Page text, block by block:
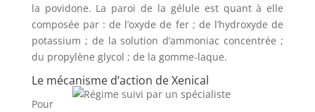
la povidone. La paroi de la gélule est quant à elle
composée par : de l’oxyde de fer ; de l’hydroxyde de
potassium ; de la solution d’ammoniac concentrée ;
du propylène glycol ; de la gomme-laque.
Le mécanisme d’action de Xenical
Pour